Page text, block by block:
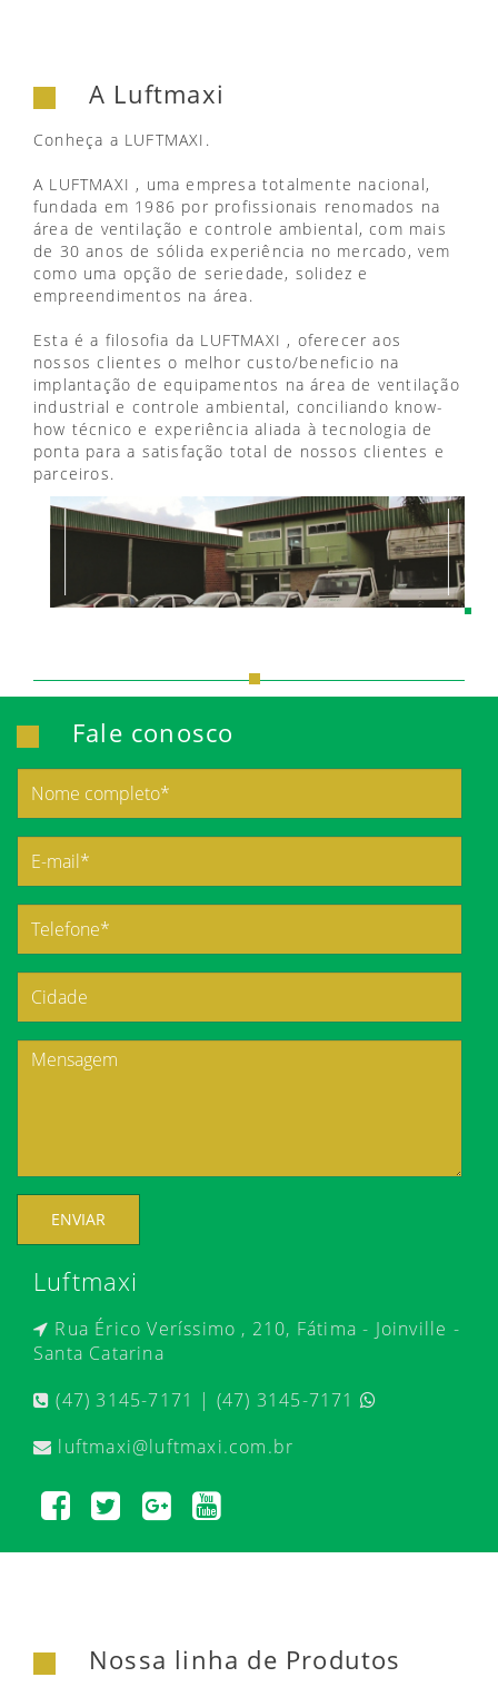
A Luftmaxi
Conheça a LUFTMAXI.
A LUFTMAXI , uma empresa totalmente nacional,
fundada em 1986 por profissionais renomados na
área de ventilação e controle ambiental, com mais
de 30 anos de sólida experiência no mercado, vem
como uma opção de seriedade, solidez e
empreendimentos na área.
Esta é a filosofia da LUFTMAXI , oferecer aos
nossos clientes o melhor custo/beneficio na
implantação de equipamentos na área de ventilação
industrial e controle ambiental, conciliando know-
how técnico e experiência aliada à tecnologia de
ponta para a satisfação total de nossos clientes e
parceiros.
Fale conosco
ENVIAR
Luftmaxi
Rua Érico Veríssimo , 210, Fátima - Joinville -
Santa Catarina
(47) 3145-7171 | (47) 3145-7171
luftmaxi@luftmaxi.com.br
Nossa linha de Produtos